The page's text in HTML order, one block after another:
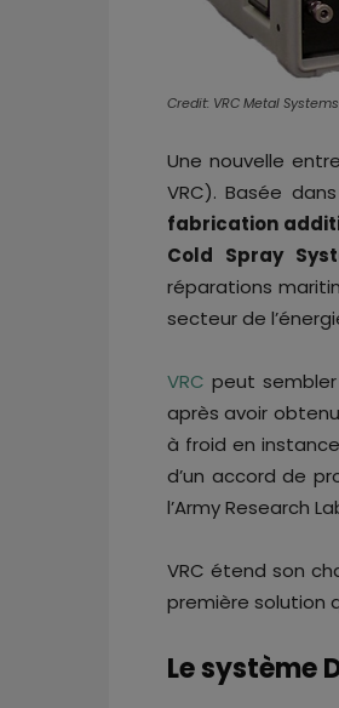
Credit: VRC Metal Systems
Une nouvelle
VRC). Basée
fabrication
Cold Spray
réparations
secteur de
VRC peut
après avoir
à froid en
d’un accord de
l’Army Research
VRC étend son
première solution
Le système